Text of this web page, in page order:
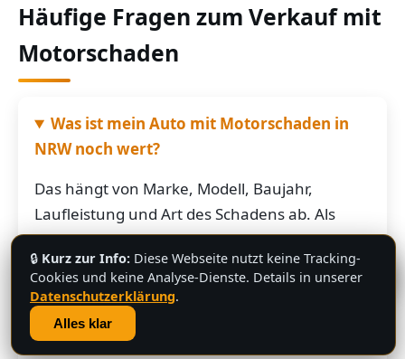
Häufige Fragen zum Verkauf mit
Motorschaden
Was ist mein Auto mit Motorschaden in
NRW noch wert?
Das hängt von Marke, Modell, Baujahr,
Laufleistung und Art des Schadens ab. Als
grobe Richtung: Fahrzeuge mit Motorschaden
bringen je nach Restwert der Karosserie und
der Teile oft noch mehrere hundert bis
mehrere tausend Euro. Schicken Sie uns die
Fahrzeugdaten – Sie bekommen von uns eine
💬
🔒 Kurz zur Info: Diese Webseite nutzt keine Tracking-
Cookies und keine Analyse-Dienste. Details in unserer
Datenschutzerklärung.
Alles klar